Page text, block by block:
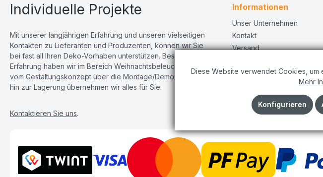
Individuelle Projekte
Mit unserer langjährigen Erfahrung und unseren vielseitigen
Kontakten zu Lieferanten und Produzenten, können wir Sie
bei fast all Ihren Deko-Vorhaben unterstützen. Besonders viel
Erfahrung haben wir im Bereich Weihnachtsbeleuchtungen,
vom Gestaltungskonzept über die Montage/Demontage bis
hin zur Lagerung übernehmen wir alles für Sie.
Kontaktieren Sie uns.
Informationen
Unser Unternehmen
Kontakt
Versand
Dekorationskonzepte
Diese Website verwendet Cookies, um
Mehr
Konfigurieren